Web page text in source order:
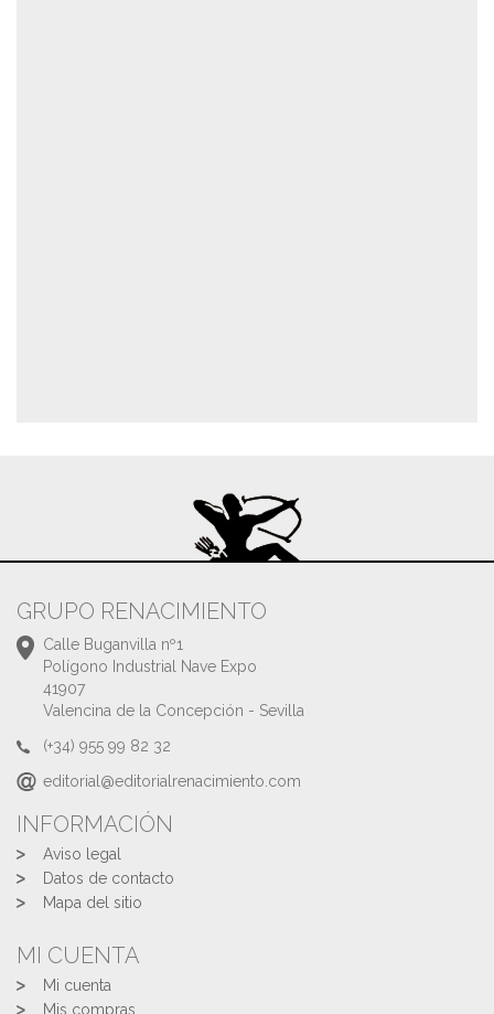
GRUPO RENACIMIENTO
Calle Buganvilla nº1
Polígono Industrial Nave Expo
41907
Valencina de la Concepción - Sevilla
(+34) 955 99 82 32
editorial@editorialrenacimiento.com
INFORMACIÓN
Aviso legal
Datos de contacto
Mapa del sitio
MI CUENTA
Mi cuenta
Mis compras